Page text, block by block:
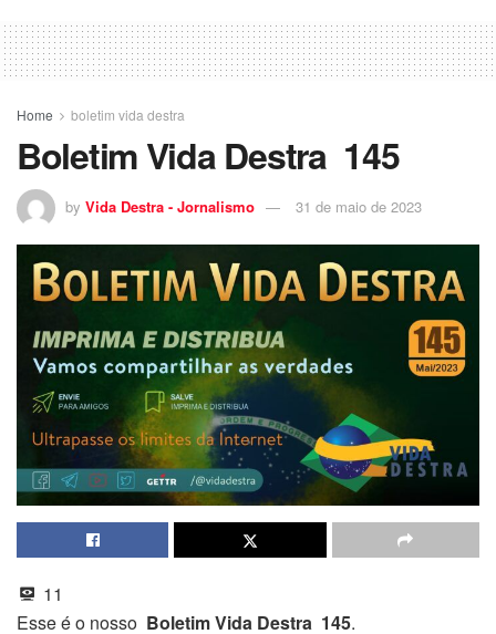
Home boletim vida destra
Boletim Vida Destra 145
by Vida Destra - Jornalismo 31 de maio de 2023
11
Esse é o nosso Boletim Vida Destra 145.